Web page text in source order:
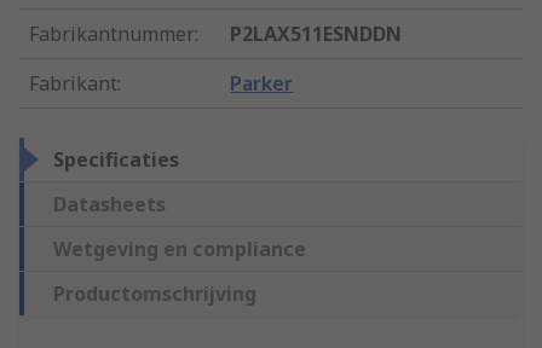
Fabrikantnummer:
P2LAX511ESNDDN
Fabrikant: Parker
Specificaties
Datasheets
Wetgeving en compliance
Productomschrijving